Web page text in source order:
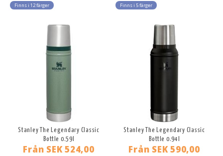
Finns i 12 färger Finns i 5 färger
Stanley The Legendary Classic
Bottle 0.59l
Från SEK 524,00
Stanley The Legendary Classic
Bottle 0.94l
Från SEK 590,00